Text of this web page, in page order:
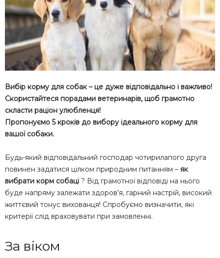
Вибір корму для собак – це дуже відповідально і важливо!
Скористайтеся порадами ветеринарів, щоб грамотно
скласти раціон улюбленця!
Пропонуємо 5 кроків до вибору ідеального корму для
вашої собаки.
Будь-який відповідальний господар чотирилапого друга
повинен задатися цілком природним питанням – як
вибрати корм собаці ? Від грамотної відповіді на нього
буде напряму залежати здоров’я, гарний настрій, високий
життєвий тонус вихованця! Спробуємо визначити, які
критерії слід враховувати при замовленні.
За віком